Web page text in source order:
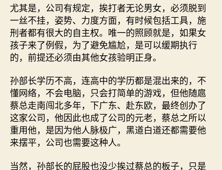
尤其是，公司有规定，挨打者无论男女，必须脱到
一丝不挂，姿势、力度方面，有时候包括工具，施
刑者都有很大的自主权。唯一的照顾就是，如果女
孩子来了例假，为了避免尴尬，是可以缓期执行
的，前提还必须由其他女孩验明正身。
孙部长学历不高，连高中的学历都是混出来的，不
懂网络，不会电脑，只会打简单的游戏，但他随扈
蔡总走南闯北多年，下广东、赴东欧，最终创办了
这家公司，他因此也成了公司的元老，蔡总之所以
重用他，是因为他人脉极广，黑道白道还都需要他
来摆平，公司也需要这种人。
当然，孙部长的屁股也没少挨过蔡总的板子，只是